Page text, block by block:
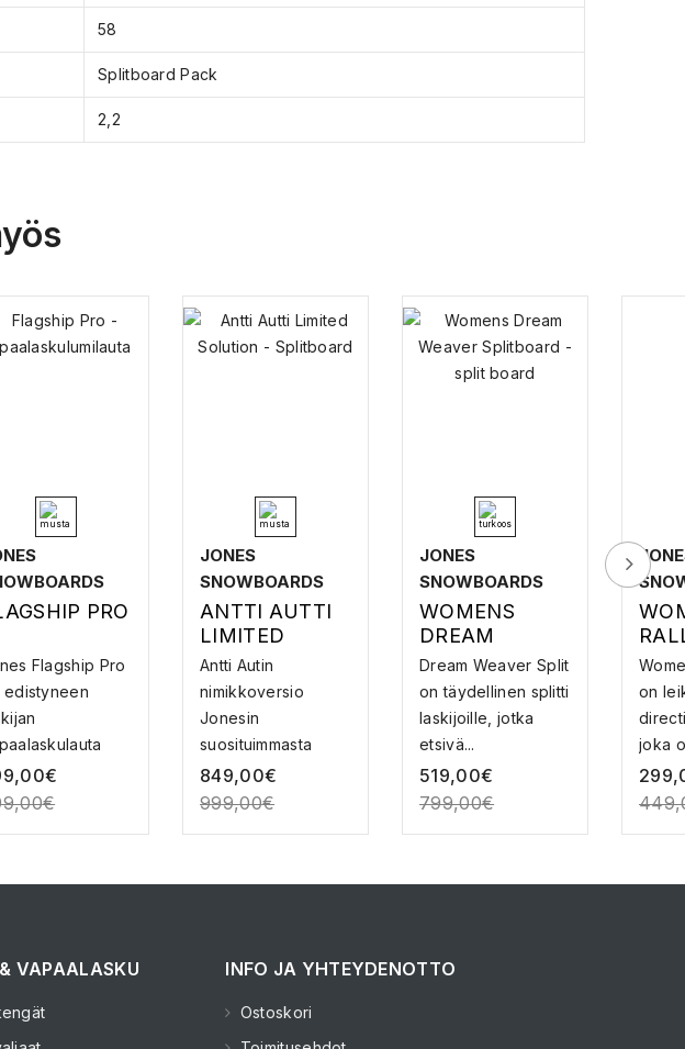
58
Splitboard Pack
2,2
PRO
Flagship Pro
edistyneen
on i...
€
€
JONES
SNOWBOARDS
ANTTI AUTTI
LIMITED
SOLUTION –
SPLITBOARD
Antti Autin
nimikkoversio
Jonesin
suosituimmasta
splitistä. Tyylikä...
849,00€
999,00€
JONES
SNOWBOARDS
WOMENS
DREAM
WEAVER
SPLITBOARD –
SPLIT BOARD
Dream Weaver Split
on täydellinen splitti
laskijoille, jotka
etsivä...
519,00€
799,00€
on
joka
VAPAALASKU INFO JA YHTEYDENOTTO
Ostoskori